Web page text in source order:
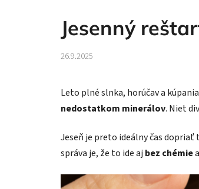
Jesenný
26.9.2025
Leto plné slnka, horúčav a
nedostatkom minerálov. Niet
Jeseň je preto ideálny čas
správa je, že to ide aj bez chémie